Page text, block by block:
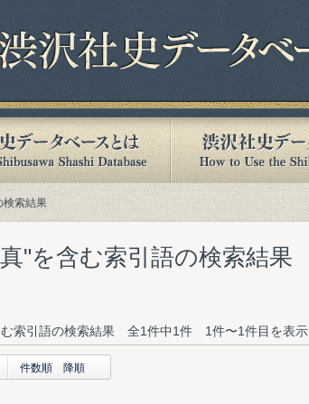
検索結果
"を含む索引語の検索結果
む索引語の検索結果 全1件中1件 1件〜1件目を表示
件数順 降順